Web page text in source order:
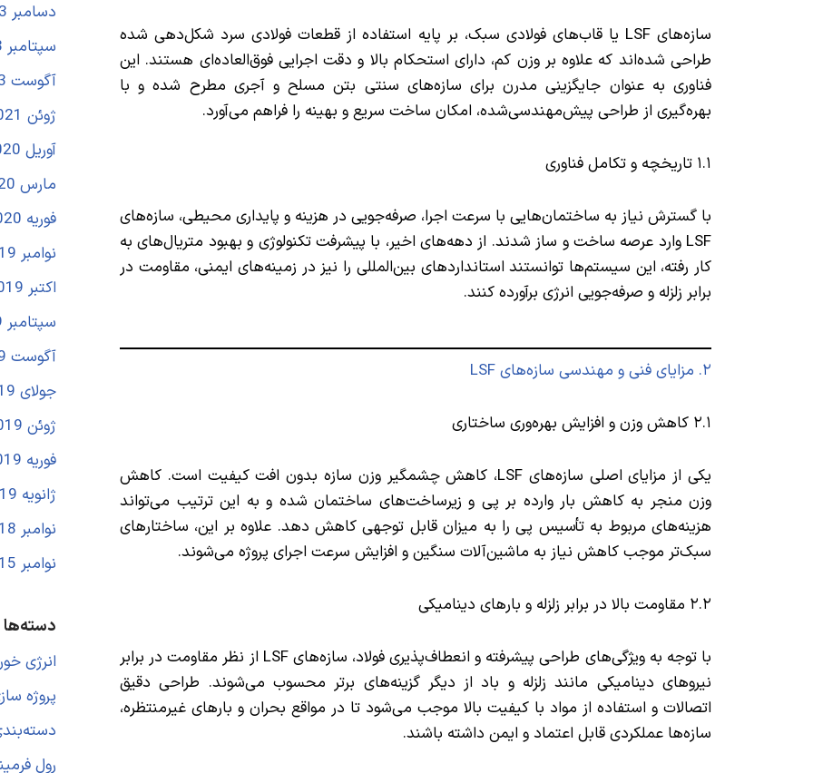
سازه‌های LSF یا قاب‌های فولادی سبک، بر پایه استفاده از قطعات فولادی سرد شکل‌دهی شده
طراحی شده‌اند که علاوه بر وزن کم، دارای استحکام بالا و دقت اجرایی فوق‌العاده‌ای هستند. این
فناوری به عنوان جایگزینی مدرن برای سازه‌های سنتی بتن مسلح و آجری مطرح شده و با
بهره‌گیری از طراحی پیش‌مهندسی‌شده، امکان ساخت سریع و بهینه را فراهم می‌آورد.
۱.۱ تاریخچه و تکامل فناوری
با گسترش نیاز به ساختمان‌هایی با سرعت اجرا، صرفه‌جویی در هزینه و پایداری محیطی، سازه‌های
LSF وارد عرصه ساخت و ساز شدند. از دهه‌های اخیر، با پیشرفت تکنولوژی و بهبود متریال‌های به
کار رفته، این سیستم‌ها توانستند استانداردهای بین‌المللی را نیز در زمینه‌های ایمنی، مقاومت در
برابر زلزله و صرفه‌جویی انرژی برآورده کنند.
۲. مزایای فنی و مهندسی سازه‌های LSF
۲.۱ کاهش وزن و افزایش بهره‌وری ساختاری
یکی از مزایای اصلی سازه‌های LSF، کاهش چشمگیر وزن سازه بدون افت کیفیت است. کاهش
وزن منجر به کاهش بار وارده بر پی و زیرساخت‌های ساختمان شده و به این ترتیب می‌تواند
هزینه‌های مربوط به تأسیس پی را به میزان قابل توجهی کاهش دهد. علاوه بر این، ساختارهای
سبک‌تر موجب کاهش نیاز به ماشین‌آلات سنگین و افزایش سرعت اجرای پروژه می‌شوند.
۲.۲ مقاومت بالا در برابر زلزله و بارهای دینامیکی
با توجه به ویژگی‌های طراحی پیشرفته و انعطاف‌پذیری فولاد، سازه‌های LSF از نظر مقاومت در برابر
نیروهای دینامیکی مانند زلزله و باد از دیگر گزینه‌های برتر محسوب می‌شوند. طراحی دقیق
اتصالات و استفاده از مواد با کیفیت بالا موجب می‌شود تا در مواقع بحران و بارهای غیرمنتظره،
سازه‌ها عملکردی قابل اعتماد و ایمن داشته باشند.
دسامبر 2023
سپتامبر 2023
آگوست 2023
ژوئن 2021
آوریل 2020
مارس 2020
فوریه 2020
نوامبر 2019
اکتبر 2019
سپتامبر 2019
آگوست 2019
جولای 2019
ژوئن 2019
فوریه 2019
ژانویه 2019
نوامبر 2018
نوامبر 2015
دسته‌ها
انرژی
پروژه
رول